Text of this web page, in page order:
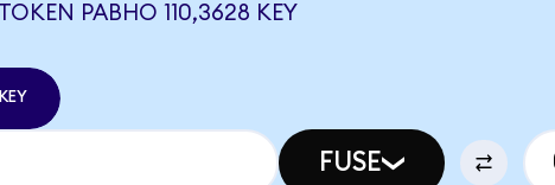
TOKEN РАВНО 110,3628 KEY
FUSE